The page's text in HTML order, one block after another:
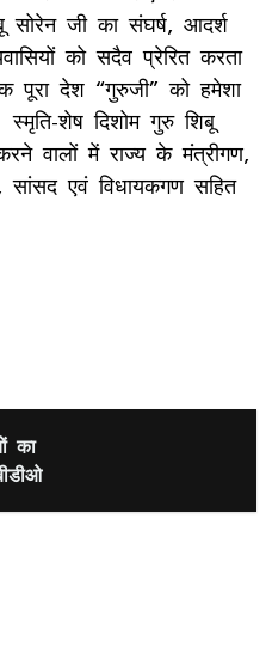
सोरेन जी का संघर्ष, आदर्श
को सदैव प्रेरित करता
पूरा देश “गुरुजी” को हमेशा
शेष दिशोम गुरु शिबू
वालों में राज्य के मंत्रीगण,
सांसद एवं विधायकगण सहित
का